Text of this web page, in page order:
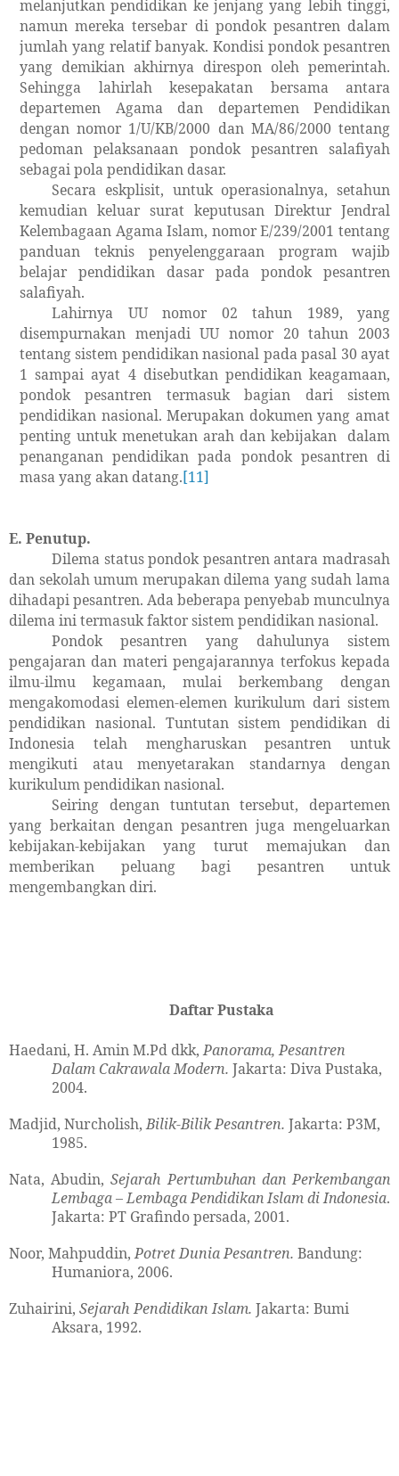
melanjutkan pendidikan ke jenjang yang lebih tinggi,
namun mereka tersebar di pondok pesantren dalam
jumlah yang relatif banyak. Kondisi pondok pesantren
yang demikian akhirnya direspon oleh pemerintah.
Sehingga lahirlah kesepakatan bersama antara
departemen Agama dan departemen Pendidikan
dengan nomor 1/U/KB/2000 dan MA/86/2000 tentang
pedoman pelaksanaan pondok pesantren salafiyah
sebagai pola pendidikan dasar.
Secara eskplisit, untuk operasionalnya, setahun
kemudian keluar surat keputusan Direktur Jendral
Kelembagaan Agama Islam, nomor E/239/2001 tentang
panduan teknis penyelenggaraan program wajib
belajar pendidikan dasar pada pondok pesantren
salafiyah.
Lahirnya UU nomor 02 tahun 1989, yang
disempurnakan menjadi UU nomor 20 tahun 2003
tentang sistem pendidikan nasional pada pasal 30 ayat
1 sampai ayat 4 disebutkan pendidikan keagamaan,
pondok pesantren termasuk bagian dari sistem
pendidikan nasional. Merupakan dokumen yang amat
penting untuk menetukan arah dan kebijakan dalam
penanganan pendidikan pada pondok pesantren di
masa yang akan datang.[11]
E. Penutup.
Dilema status pondok pesantren antara madrasah
dan sekolah umum merupakan dilema yang sudah lama
dihadapi pesantren. Ada beberapa penyebab munculnya
dilema ini termasuk faktor sistem pendidikan nasional.
Pondok pesantren yang dahulunya sistem
pengajaran dan materi pengajarannya terfokus kepada
ilmu-ilmu kegamaan, mulai berkembang dengan
mengakomodasi elemen-elemen kurikulum dari sistem
pendidikan nasional. Tuntutan sistem pendidikan di
Indonesia telah mengharuskan pesantren untuk
mengikuti atau menyetarakan standarnya dengan
kurikulum pendidikan nasional.
Seiring dengan tuntutan tersebut, departemen
yang berkaitan dengan pesantren juga mengeluarkan
kebijakan-kebijakan yang turut memajukan dan
memberikan peluang bagi pesantren untuk
mengembangkan diri.
Daftar Pustaka
Haedani, H. Amin M.Pd dkk,Panorama, Pesantren
Dalam Cakrawala Modern. Jakarta: Diva Pustaka,
2004.
Madjid, Nurcholish,Bilik-Bilik Pesantren. Jakarta: P3M,
1985.
Nata, Abudin,Sejarah Pertumbuhan dan Perkembangan
Lembaga – Lembaga Pendidikan Islam di Indonesia.
Jakarta: PT Grafindo persada, 2001.
Noor, Mahpuddin,Potret Dunia Pesantren. Bandung:
Humaniora, 2006.
Zuhairini, Sejarah Pendidikan Islam. Jakarta: Bumi
Aksara, 1992.